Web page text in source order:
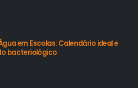
em Escolas: Calendário ideal e
bacteriológico